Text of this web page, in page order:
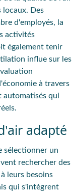
locaux. Des
d'employés, la
activités
également tenir
influe sur les
à travers
automatisés qui
adapté
sélectionner un
rechercher des
leurs besoins
qui s'intègrent